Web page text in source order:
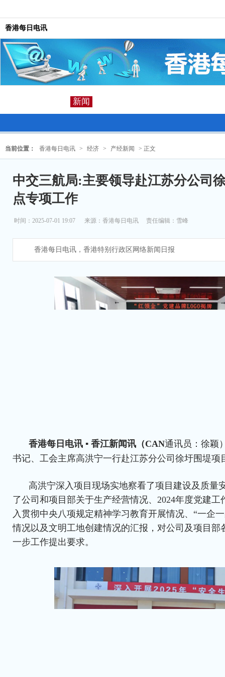
香港每日电讯
新闻
当前位置： 香港每日电讯 > 经济 > 产经新闻 > 正文
中交三航局:主要领导赴江苏分公司
点专项工作
时间：2025-07-01 19:07 来源： 香港每日电讯 责任编辑：雪峰
香港每日电讯，香港特别行政区网络新闻日报
香港每日电讯 ▪ 香江新闻讯（CAN通讯员：徐颖
书记、工会主席高洪宁一行赴江苏分公司徐圩围堤项
高洪宁深入项目现场实地察看了项目建设及质量
了公司和项目部关于生产经营情况、2024年度党建
入贯彻中央八项规定精神学习教育开展情况、“一企
情况以及文明工地创建情况的汇报，对公司及项目部
一步工作提出要求。